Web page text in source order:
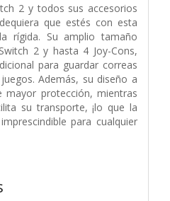
2 y todos sus accesorios
que estés con esta
rígida. Su amplio tamaño
2 y hasta 4 Joy-Cons,
para guardar correas
Además, su diseño a
mayor protección, mientras
su transporte, ¡lo que la
para cualquier